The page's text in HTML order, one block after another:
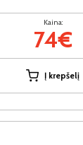
Kaina:
74€
Į krepšelį